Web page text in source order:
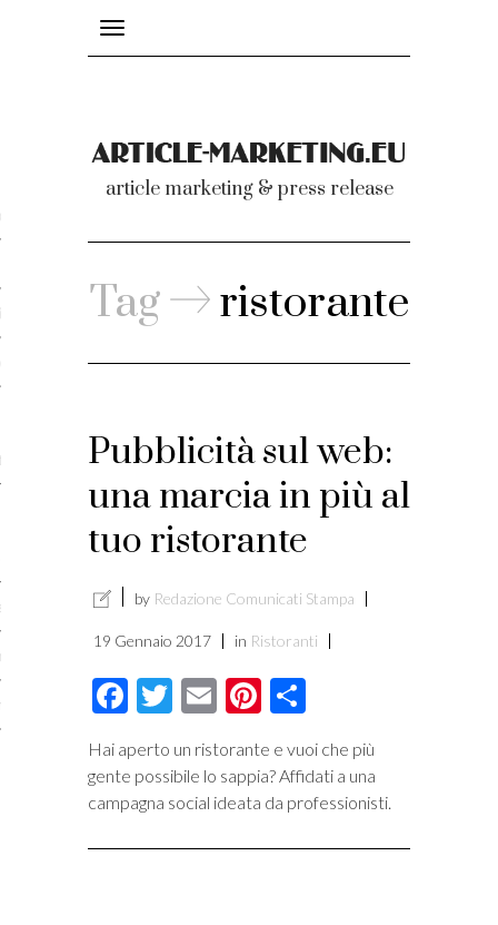
è l’article marketing
e stile di scrittura
per i publishers
Toggle
navigation
article marketing & press release
Tag ristorante
Pubblicità sul web:
una marcia in più al
tuo ristorante
by Redazione Comunicati Stampa
19 Gennaio 2017 in Ristoranti
Facebook
Twitter
EmailPinterest
Hai aperto un ristorante e vuoi che più
gente possibile lo sappia? Affidati a una
campagna social ideata da professionisti.